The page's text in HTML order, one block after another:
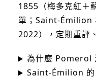
1855（梅多克紅＋
單；Saint-Émilion
2022），定期重評
為什麼 Pomerol
Saint-Émilion